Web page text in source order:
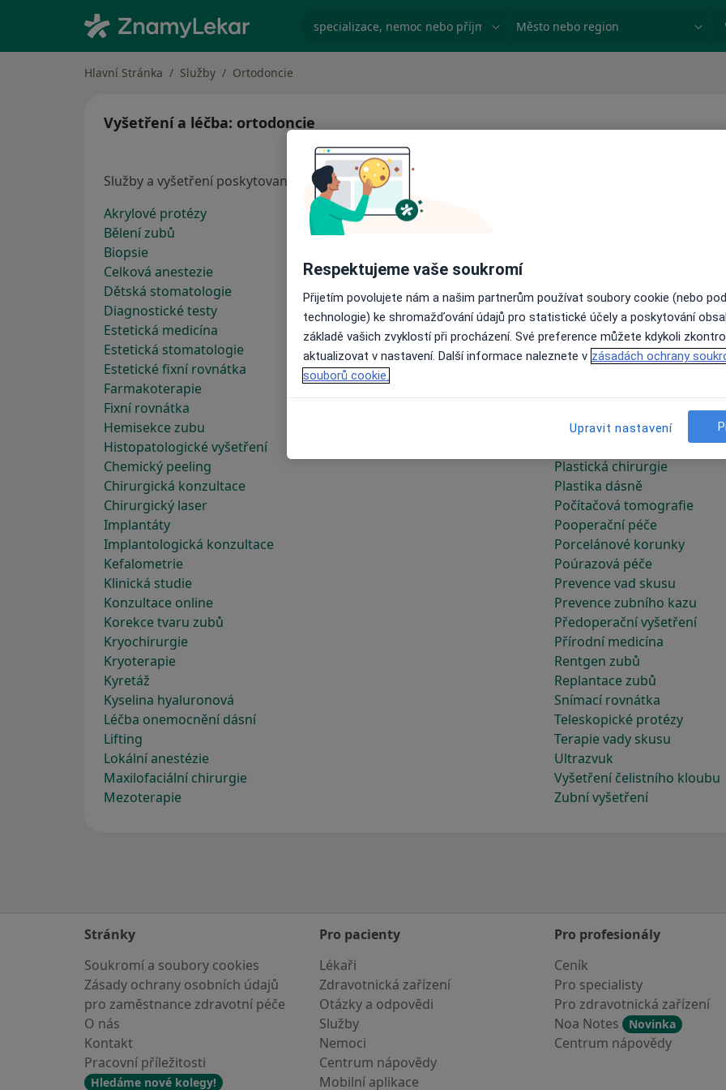
specializace, nemoc nebo příjmení Město nebo region
Hlavní Stránka Služby Ortodoncie
Vyšetření a léčba: ortodoncie
Služby a vyšetření poskytované ortodontistů
Akrylové protézy
Bělení zubů
Biopsie
Celková anestezie
Dětská stomatologie
Diagnostické testy
Estetická medicína
Estetická stomatologie
Estetické fixní rovnátka
Farmakoterapie
Fixní rovnátka
Hemisekce zubu
Histopatologické vyšetření
Chemický peeling
Chirurgická konzultace
Chirurgický laser
Implantáty
Implantologická konzultace
Kefalometrie
Klinická studie
Konzultace online
Korekce tvaru zubů
Kryochirurgie
Kryoterapie
Kyretáž
Kyselina hyaluronová
Léčba onemocnění dásní
Lifting
Lokální anestézie
Maxilofaciální chirurgie
Mezoterapie
Odstranění cysty
Odstranění stehů
Operace šlachy
Ortodoncie dětí a
Ortodontické konzultace
Ošetření kořenových
Ošetření v celkové anestezii
Ošetření zubního kazu
Plastická chirurgie
Plastika dásně
Počítačová tomografie
Pooperační péče
Porcelánové korunky
Poúrazová péče
Prevence vad skusu
Prevence zubního kazu
Předoperační vyšetření
Přírodní medicína
Rentgen zubů
Replantace zubů
Snímací rovnátka
Teleskopické protézy
Terapie vady skusu
Ultrazvuk
Vyšetření čelistního kloubu
Zubní vyšetření
Stránky
Soukromí a soubory cookies
Zásady ochrany osobních údajů
pro zaměstnance zdravotní péče
O nás
Kontakt
Pracovní příležitosti
Hledáme nové kolegy!
Pro pacienty
Lékaři
Zdravotnická zařízení
Otázky a odpovědi
Služby
Nemoci
Centrum nápovědy
Mobilní aplikace
Pro profesionály
Ceník
Pro specialisty
Pro zdravotnická zařízení
Noa Notes
Novinka
Centrum nápovědy
Respektujeme vaše soukromí
Přijetím povolujete nám a našim partnerům používat soubory cookie (nebo
technologie) ke shromažďování údajů pro statistické účely a poskytování
základě vašich zvyklostí při procházení. Své preference můžete kdykoli
aktualizovat v nastavení. Další informace naleznete v zásadách ochrany
souborů cookie.
Upravit nastavení